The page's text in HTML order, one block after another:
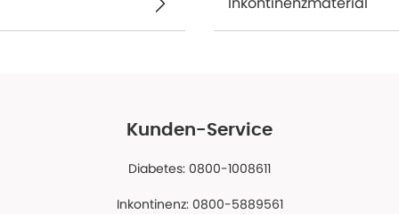
Kunden-Service
Diabetes: 0800-1008611
Inkontinenz: 0800-5889561